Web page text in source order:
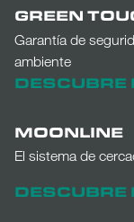
GREEN
Garantía de
ambiente
DESCUBRE
MOONLINE
El sistema de
DESCUBRE